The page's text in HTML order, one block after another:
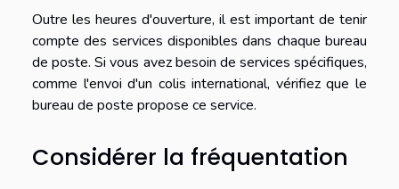
Outre les heures d'ouverture, il est important de tenir
compte des services disponibles dans chaque bureau
de poste. Si vous avez besoin de services spécifiques,
comme l'envoi d'un colis international, vérifiez que le
bureau de poste propose ce service.
Considérer la fréquentation